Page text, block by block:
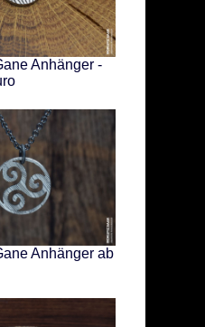
Anhänger -
Anhänger ab